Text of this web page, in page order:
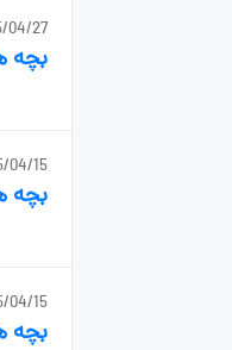
04/27
بچه
04/15
بچه
04/15
بچه